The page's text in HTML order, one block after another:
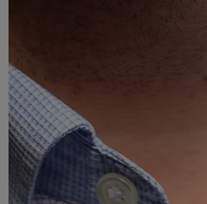
Sébastien BERNARD